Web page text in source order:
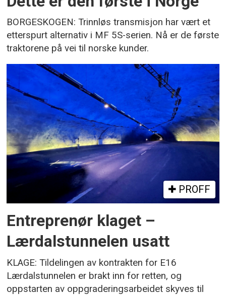
BORGESKOGEN: Trinnløs transmisjon har vært et
etterspurt alternativ i MF 5S-serien. Nå er de første
traktorene på vei til norske kunder.
PROFF
Entreprenør klaget –
Lærdalstunnelen usatt
KLAGE: Tildelingen av kontrakten for E16
Lærdalstunnelen er brakt inn for retten, og
oppstarten av oppgraderingsarbeidet skyves til